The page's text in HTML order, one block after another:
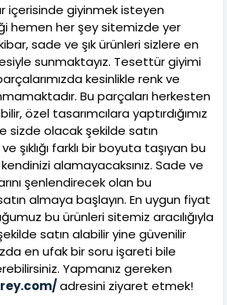
içerisinde giyinmek isteyen
hemen her şey sitemizde yer
sade ve şık ürünleri sizlere en
sunmaktayız. Tesettür giyimi
kesinlikle renk ve
Bu parçaları herkesten
özel tasarımcılara yaptırdığımız
sizde olacak şekilde satın
şıklığı farklı bir boyuta taşıyan bu
alamayacaksınız. Sade ve
şenlendirecek olan bu
almaya başlayın. En uygun fiyat
bu ürünleri sitemiz aracılığıyla
satın alabilir yine güvenilir
en ufak bir soru işareti bile
Yapmanız gereken
adresini ziyaret etmek!